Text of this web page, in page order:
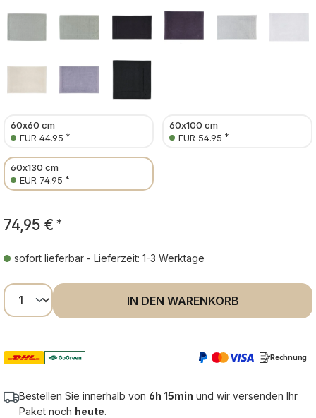
60x60 cm
EUR 44.95 *
60x100 cm
EUR 54.95 *
60x130 cm
EUR 74.95 *
74,95 € *
sofort lieferbar - Lieferzeit: 1-3 Werktage
Produkt Anzahl: Gib den gewünschten
IN DEN WARENKORB
Rechnung
Bestellen Sie innerhalb von 6h 15min und wir versenden Ihr
Paket noch heute.